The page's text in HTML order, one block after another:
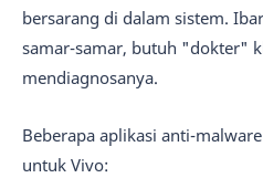
bersarang di dalam sistem.
samar-samar, butuh "dokter"
mendiagnosanya.
Beberapa aplikasi anti-
untuk Vivo: